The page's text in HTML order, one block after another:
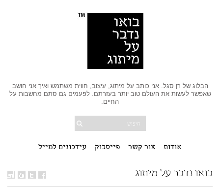
הבלוג של רן סגל. אני כותב על מיתוג, עיצוב, חווית משתמש ואיך אני חושב
שאפשר לעשות את העולם טוב יותר בעזרתם. לפעמים גם סתם מחשבות על
החיים.
אודות צור קשר פייסבוק עידכונים למייל
בואו נדבר על מיתוג